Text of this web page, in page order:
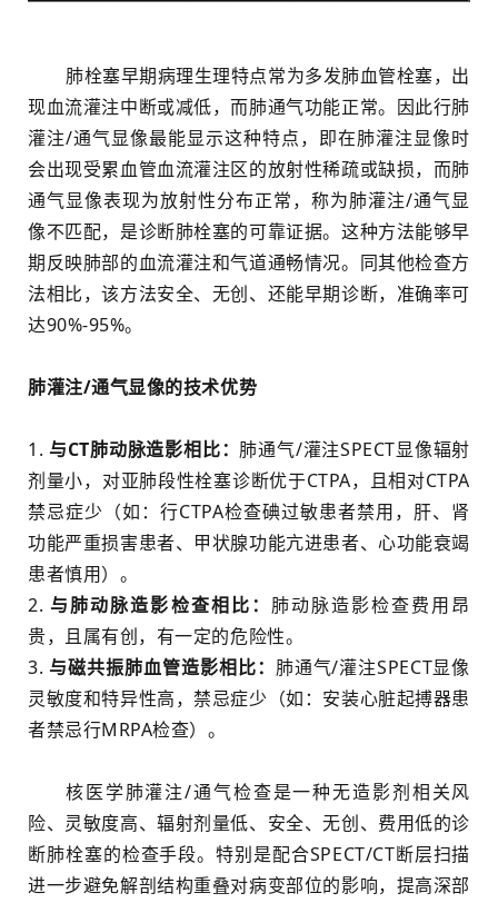
肺栓塞早期病理生理特点常为多发肺血管栓塞，出
现血流灌注中断或减低，而肺通气功能正常。因此行肺
灌注/通气显像最能显示这种特点，即在肺灌注显像时
会出现受累血管血流灌注区的放射性稀疏或缺损，而肺
通气显像表现为放射性分布正常，称为肺灌注/通气显
像不匹配，是诊断肺栓塞的可靠证据。这种方法能够早
期反映肺部的血流灌注和气道通畅情况。同其他检查方
法相比，该方法安全、无创、还能早期诊断，准确率可
达90%-95%。
肺灌注/通气显像的技术优势
1. 与CT肺动脉造影相比：肺通气/灌注SPECT显像辐射
剂量小，对亚肺段性栓塞诊断优于CTPA，且相对CTPA
禁忌症少（如：行CTPA检查碘过敏患者禁用，肝、肾
功能严重损害患者、甲状腺功能亢进患者、心功能衰竭
患者慎用）。
2. 与肺动脉造影检查相比： 肺动脉造影检查费用昂
贵，且属有创，有一定的危险性。
3. 与磁共振肺血管造影相比： 肺通气/灌注SPECT显像
灵敏度和特异性高，禁忌症少（如：安装心脏起搏器患
者禁忌行MRPA检查）。
核医学肺灌注/通气检查是一种无造影剂相关风
险、灵敏度高、辐射剂量低、安全、无创、费用低的诊
断肺栓塞的检查手段。特别是配合SPECT/CT断层扫描
进一步避免解剖结构重叠对病变部位的影响，提高深部